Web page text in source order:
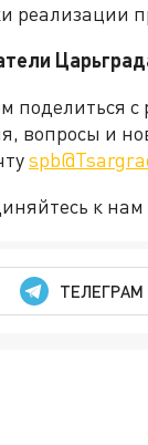
реализации
поделиться
вопросы и
к нам
ТЕЛЕГРАМ